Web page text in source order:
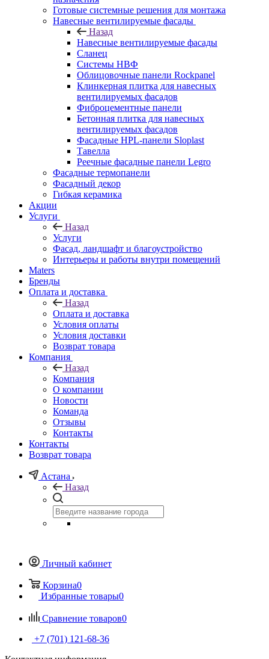
Готовые системные решения для монтажа
Навесные вентилируемые фасады
Назад
Навесные вентилируемые фасады
Сланец
Системы НВФ
Облицовочные панели Rockpanel
Клинкерная плитка для навесных
вентилируемых фасадов
Фиброцементные панели
Бетонная плитка для навесных
вентилируемых фасадов
Фасадные HPL-панели Sloplast
Тавелла
Реечные фасадные панели Legro
Фасадные термопанели
Фасадный декор
Гибкая керамика
Акции
Услуги
Назад
Услуги
Фасад, ландшафт и благоустройство
Интерьеры и работы внутри помещений
Maters
Бренды
Оплата и доставка
Назад
Оплата и доставка
Условия оплаты
Условия доставки
Возврат товара
Компания
Назад
Компания
О компании
Новости
Команда
Отзывы
Контакты
Контакты
Возврат товара
Астана
Назад
Личный кабинет
Корзина0
Избранные товары0
Сравнение товаров0
+7 (701) 121-68-36